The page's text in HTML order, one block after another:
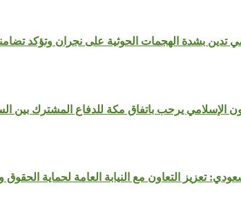
تدين بشدة الهجمات الحوثية على نجران وتؤكد
الإسلامي يرحب باتفاق مكة للدفاع المشترك بين
تعزيز التعاون مع النيابة العامة لحماية